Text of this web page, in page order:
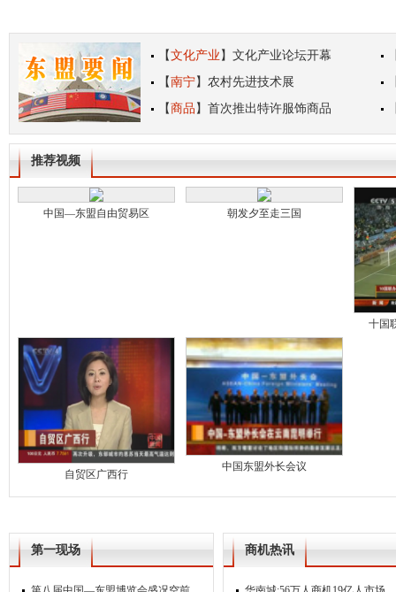
【文化产业 】 文化产业论坛开幕
【南宁】 农村先进技术展
【商品 】 首次推出特许服饰商品
【博览会】盛况空前
推荐视频
中国—东盟自由贸易区 朝发夕至走三国
十国
自贸区广西行
中国东盟外长会议
第一现场 商机热讯